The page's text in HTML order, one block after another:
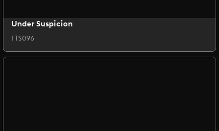
Under Suspicion
FTS096